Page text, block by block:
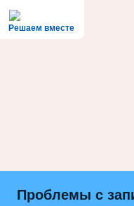
Решаем вместе
Проблемы с